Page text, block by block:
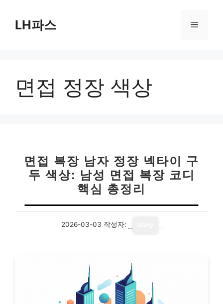
LH파스 메
면접 정장 색상
면접 복장 남자 정장 넥타이 구
두 색상: 남성 면접 복장 코디
핵심 총정리
2026-03-03 작성자: